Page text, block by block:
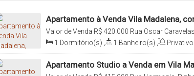
Apartamento à Venda Vila Madalena,
Suíte
R$ 420.000
Valor de Venda
Rua Oscar
000, Vila Madalena, São Paulo, São Paulo, Brasil
1 Dormitório(s) 1 Banheiro(s) Privativo:
2036
.00
Apartamento Studio a Venda em Vila